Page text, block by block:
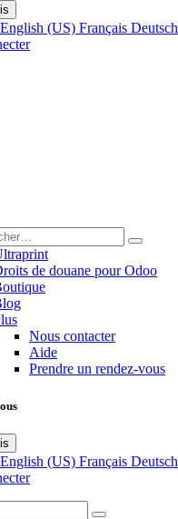
English (US) Français Deutsch
de douane pour Odoo
Nous contacter
Aide
Prendre un rendez-vous
English (US) Français Deutsch